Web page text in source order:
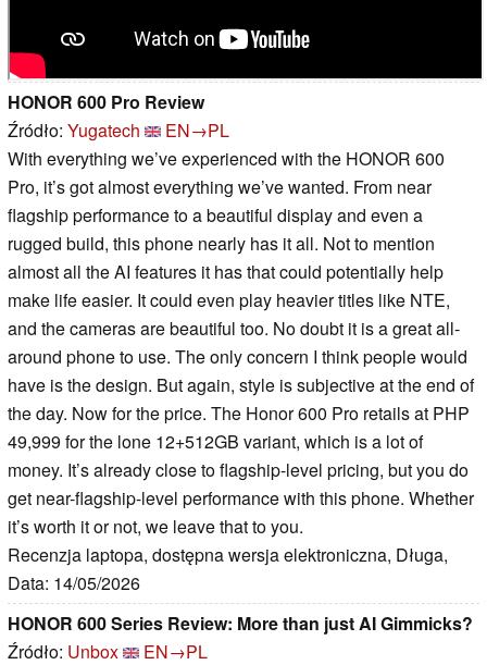
HONOR 600 Pro Review
Źródło: Yugatech
EN→PL
With everything we’ve experienced with the HONOR 600
Pro, it’s got almost everything we’ve wanted. From near
flagship performance to a beautiful display and even a
rugged build, this phone nearly has it all. Not to mention
almost all the AI features it has that could potentially help
make life easier. It could even play heavier titles like NTE,
and the cameras are beautiful too. No doubt it is a great all-
around phone to use. The only concern I think people would
have is the design. But again, style is subjective at the end of
the day. Now for the price. The Honor 600 Pro retails at PHP
49,999 for the lone 12+512GB variant, which is a lot of
money. It’s already close to flagship-level pricing, but you do
get near-flagship-level performance with this phone. Whether
it’s worth it or not, we leave that to you.
Recenzja laptopa, dostępna wersja elektroniczna, Długa,
Data: 14/05/2026
HONOR 600 Series Review: More than just AI Gimmicks?
Źródło: Unbox
EN→PL